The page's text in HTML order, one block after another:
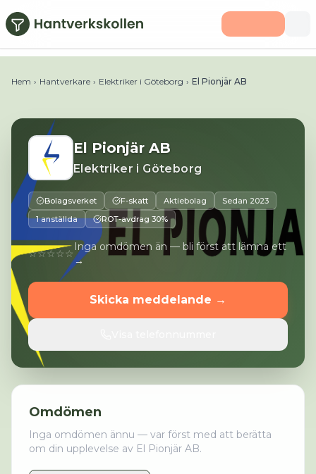
Hoppa till huvudinnehåll
Hem › Hantverkare › Elektriker i Göteborg › El Pionjär AB
El Pionjär AB
Elektriker i Göteborg
Bolagsverket F-skatt Aktiebolag Sedan 2023
1 anställda
ROT-avdrag 30%
☆☆☆☆☆
Inga omdömen än — bli först att lämna ett
→
Skicka meddelande →
Omdömen
Inga omdömen ännu — var först med att berätta
om din upplevelse av El Pionjär AB.